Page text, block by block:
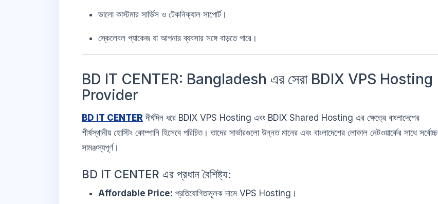
ভালো কাস্টমার সার্ভিস ও টেকনিক্যাল সাপোর্ট।
স্কেলেবল প্যাকেজ যা আপনার ব্যবসার সঙ্গে বাড়তে পারে।
BD IT CENTER: Bangladesh এর সেরা BDIX VPS Hosting
Provider
BD IT CENTER দীর্ঘদিন ধরে BDIX VPS Hosting এবং BDIX Shared Hosting এর ক্ষেত্রে বাংলাদেশের
শীর্ষস্থানীয় হোস্টিং কোম্পানি হিসেবে পরিচিত। তাদের সার্ভারগুলো উন্নত মানের এবং বাংলাদেশের লোকাল নেটওয়ার্কের সাথে সর্বোচ্চ
সামঞ্জস্যপূর্ণ।
BD IT CENTER এর প্রধান বৈশিষ্ট্য:
Affordable Price: প্রতিযোগিতামূলক দামে VPS Hosting।